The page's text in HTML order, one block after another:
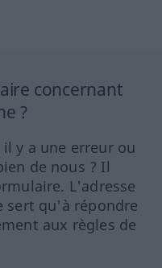
concernant
?
y a une erreur ou
de nous ? Il
L'adresse
sert qu'à répondre
aux règles de